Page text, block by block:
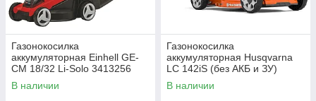
Газонокосилка
аккумуляторная Einhell GE-
CM 18/32 Li-Solo 3413256
В наличии
Газонокосилка
аккумуляторная Husqvarna
LC 142iS (без АКБ и ЗУ)
9705419-01
В наличии